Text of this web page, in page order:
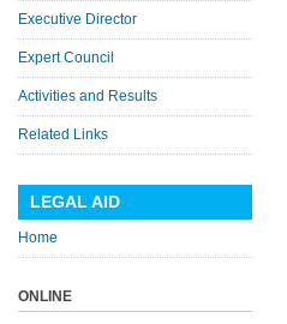
Executive Director
Expert Council
Activities and Results
Related Links
LEGAL AID
Home
ONLINE